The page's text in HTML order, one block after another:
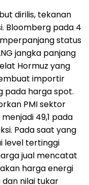
dirilis, tekanan
Bloomberg pada 4
status
jangka panjang
Hormuz yang
importir
pada harga spot.
PMI sektor
49,1 pada
Pada saat yang
level tertinggi
jual mencatat
harga energi
nilai tukar